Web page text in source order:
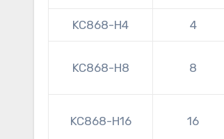
KC868-H4 4
KC868-H8 8
KC868-H16 16